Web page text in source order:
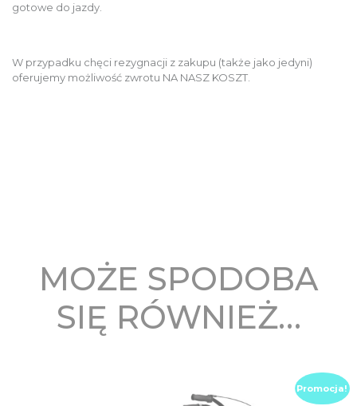
gotowe do jazdy.
W przypadku chęci rezygnacji z zakupu (także jako jedyni)
oferujemy możliwość zwrotu NA NASZ KOSZT.
MOŻE SPODOBA
SIĘ RÓWNIEŻ…
Promocja!